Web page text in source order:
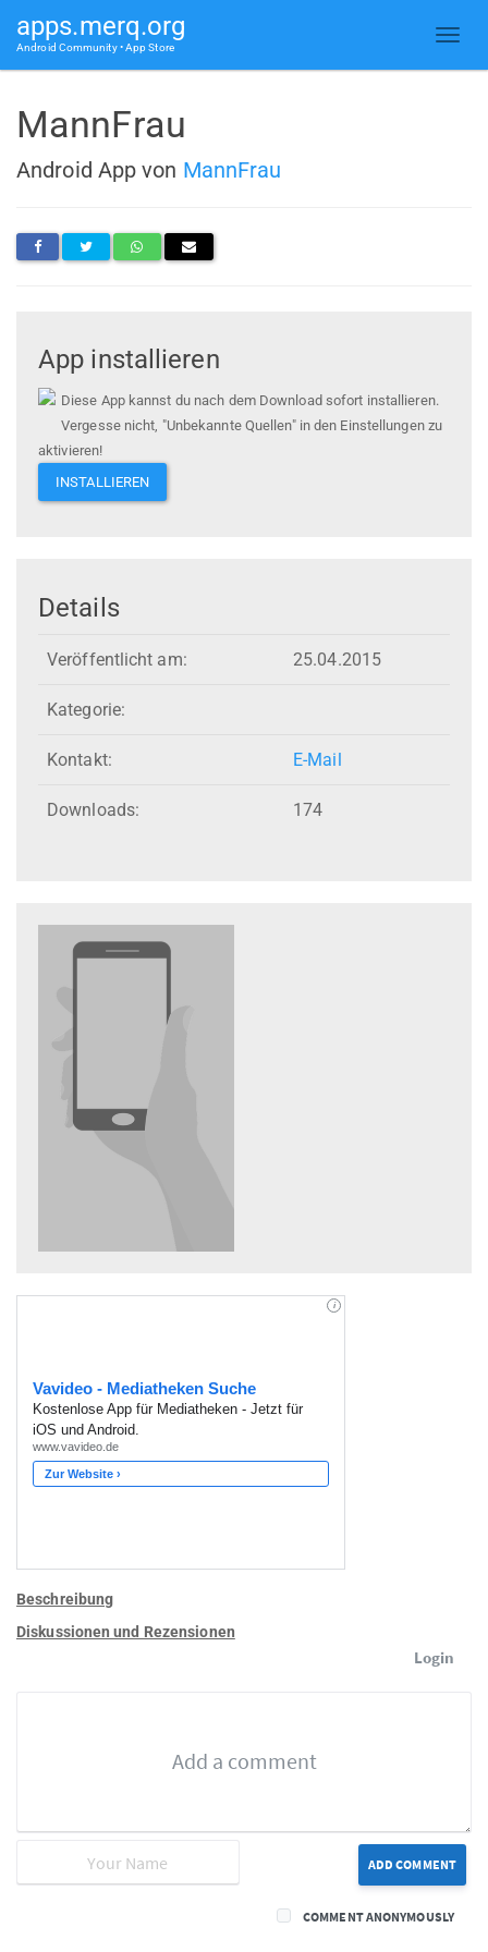
apps.merq.org
Android Community • App Store
MannFrau
Android App von MannFrau
App installieren
Diese App kannst du nach dem Download sofort installieren.
Vergesse nicht, "Unbekannte Quellen" in den Einstellungen zu
aktivieren!
INSTALLIEREN
Details
Veröffentlicht am: 25.04.2015
Kategorie:
Kontakt: E-Mail
Downloads: 174
Beschreibung
Diskussionen und Rezensionen
Login
ADD COMMENT
COMMENT ANONYMOUSLY